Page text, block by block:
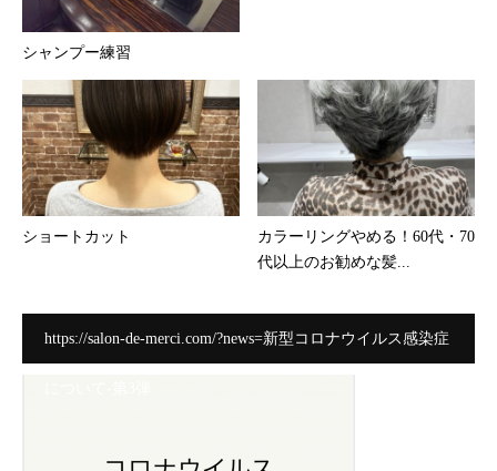
シャンプー練習
ショートカット
カラーリングやめる！60代・70
代以上のお勧めな髪...
https://salon-de-merci.com/?news=新型コロナウイルス感染症